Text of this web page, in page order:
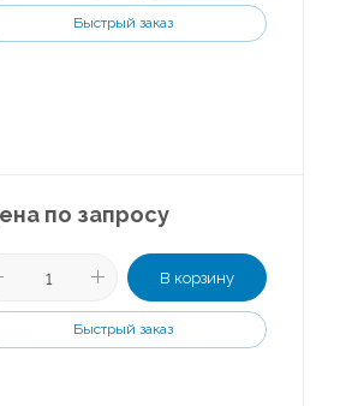
Быстрый заказ
по запросу
В корзину
Быстрый заказ